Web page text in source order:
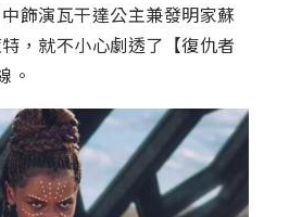
飾演瓦干達公主兼發明家蘇
，就不小心劇透了【復仇者
。